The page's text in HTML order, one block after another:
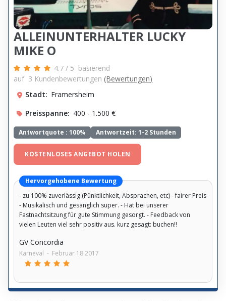
ALLEINUNTERHALTER LUCKY
MIKE O
4.7 / 5 basierend
auf 3 Kundenbewertungen (Bewertungen)
Stadt: Framersheim
Preisspanne: 400 - 1.500 €
Antwortquote :100% Antwortzeit: 1-2 Stunden
KOSTENLOSES ANGEBOT HOLEN
Hervorgehobene Bewertung
- zu 100% zuverlässig (Pünktlichkeit, Absprachen, etc) - fairer Preis
- Musikalisch und gesanglich super. - Hat bei unserer
Fastnachtsitzung für gute Stimmung gesorgt. - Feedback von
vielen Leuten viel sehr positiv aus. kurz gesagt: buchen!!
GV Concordia
Karneval - Februar 18 2017